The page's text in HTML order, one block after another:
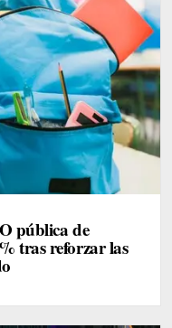
pública de
tras reforzar las